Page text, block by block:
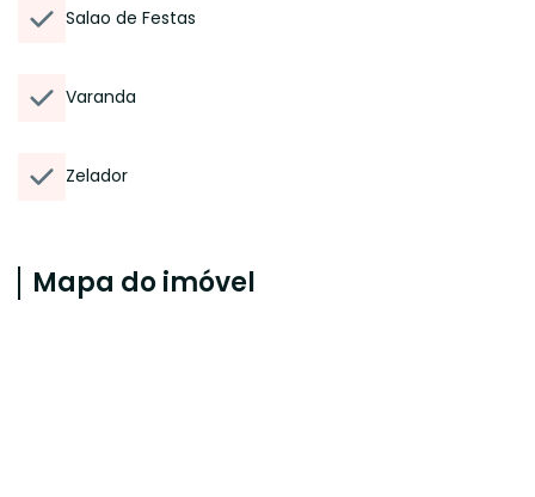
Salao de Festas
Varanda
Zelador
Mapa do imóvel